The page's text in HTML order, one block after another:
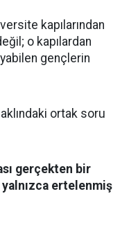
kapılarından
o kapılardan
gençlerin
ortak soru
gerçekten bir
ertelenmiş